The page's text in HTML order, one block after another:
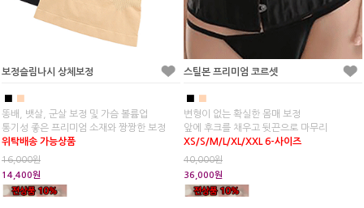
보정슬림나시 상체보정
■
똥배, 뱃살, 군살 보정 및 가슴 볼륨업
통기성 좋은 프리미엄 소재와 짱짱한 보정
위탁배송 가능상품
16,000원
14,400원
스틸본 프리미엄 코르셋
■
변형이 없는 확실한 몸매 보정
앞에 후크를 채우고 뒷끈으로 마무리
XS/S/M/L/XL/XXL 6-사이즈
40,000원
36,000원